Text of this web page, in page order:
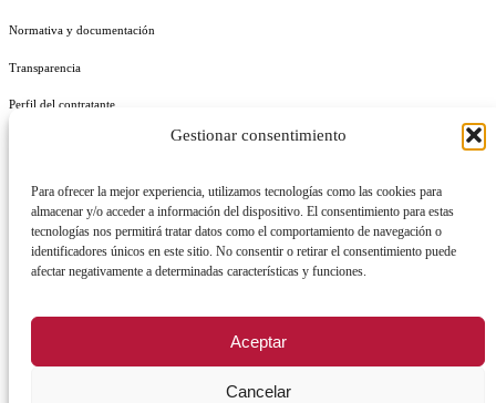
Gestionar consentimiento
Para ofrecer la mejor experiencia, utilizamos tecnologías como las cookies para
almacenar y/o acceder a información del dispositivo. El consentimiento para estas
tecnologías nos permitirá tratar datos como el comportamiento de navegación o
identificadores únicos en este sitio. No consentir o retirar el consentimiento puede
afectar negativamente a determinadas características y funciones.
Aceptar
Cancelar
Normativa y documentación
Transparencia
Perfil del contratante
REGISTRO DE ACTIVIDADES DE TRATAMIENTO